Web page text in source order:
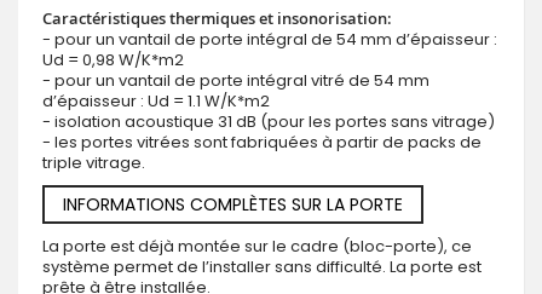
Caractéristiques thermiques et insonorisation:
- pour un vantail de porte intégral de 54 mm d’épaisseur :
Ud = 0,98 W/K*m2
- pour un vantail de porte intégral vitré de 54 mm
d’épaisseur : Ud = 1.1 W/K*m2
- isolation acoustique 31 dB (pour les portes sans vitrage)
- les portes vitrées sont fabriquées à partir de packs de
triple vitrage.
INFORMATIONS COMPLÈTES SUR LA PORTE
La porte est déjà montée sur le cadre (bloc-porte), ce
système permet de l’installer sans difficulté. La porte est
prête à être installée.